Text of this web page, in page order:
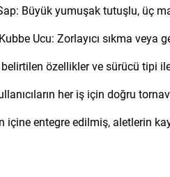
Büyük yumuşak tutuşlu, üç
Ucu: Zorlayıcı sıkma
özellikler ve sürücü tipi
her iş için doğru
içine entegre edilmiş, aletlerin